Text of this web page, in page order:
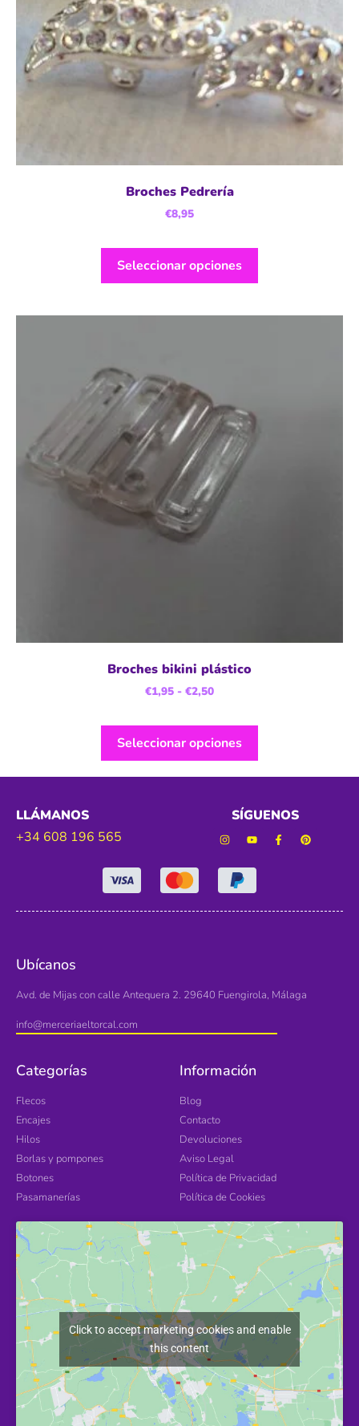
Broches Pedrería
€8,95
Seleccionar opciones
Broches bikini plástico
€1,95 - €2,50
Seleccionar opciones
LLÁMANOS
+34 608 196 565
SÍGUENOS
Ubícanos
Avd. de Mijas con calle Antequera 2. 29640 Fuengirola, Málaga
info@merceriaeltorcal.com
Categorías
Flecos
Encajes
Hilos
Borlas y pompones
Botones
Pasamanerías
Información
Blog
Contacto
Devoluciones
Aviso Legal
Política de Privacidad
Política de Cookies
Click to accept marketing cookies and enable
this content